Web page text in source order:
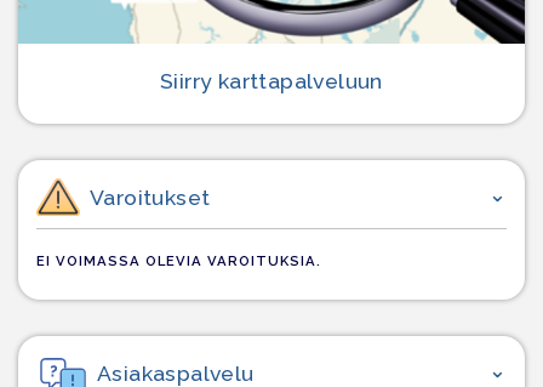
Siirry karttapalveluun
Varoitukset
EI VOIMASSA OLEVIA VAROITUKSIA.
Asiakaspalvelu